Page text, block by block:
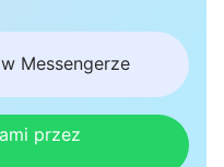
Messengerze
przez